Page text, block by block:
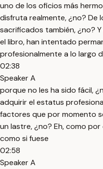
uno de los oficios más
disfruta realmente, ¿no? De
sacrificados también, ¿no?
el libro, han intentado
profesionalmente a lo largo
02:38
Speaker A
porque no les ha sido fácil,
adquirir el estatus
factores que por momento
un lastre, ¿no? Eh, como
como si fuese
02:58
Speaker A